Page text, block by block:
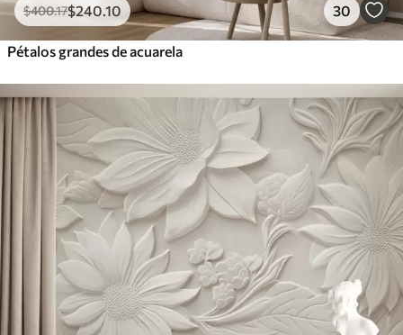
$400.17$240 .10 30
Pétalos grandes de acuarela